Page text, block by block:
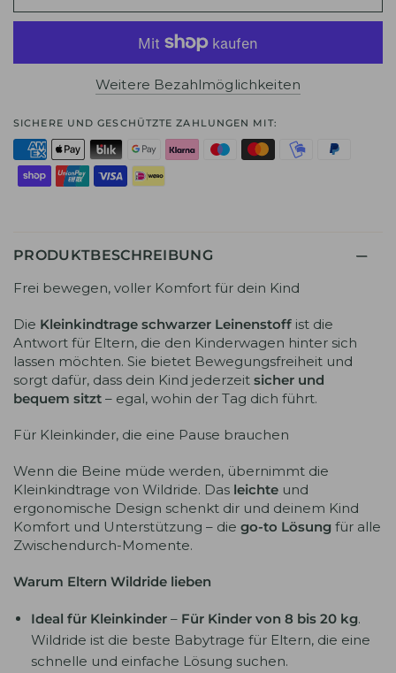
Weitere Bezahlmöglichkeiten
SICHERE UND GESCHÜTZTE ZAHLUNGEN MIT:
PRODUKTBESCHREIBUNG
Frei bewegen, voller Komfort für dein Kind
Die Kleinkindtrage schwarzer Leinenstoff ist die
Antwort für Eltern, die den Kinderwagen hinter sich
lassen möchten. Sie bietet Bewegungsfreiheit und
sorgt dafür, dass dein Kind jederzeitsicher und
bequem sitzt – egal, wohin der Tag dich führt.
Für Kleinkinder, die eine Pause brauchen
Wenn die Beine müde werden, übernimmt die
Kleinkindtrage von Wildride. Das leichte und
ergonomische Design schenkt dir und deinem Kind
Komfort und Unterstützung – diego-to Lösung für alle
Zwischendurch-Momente.
Warum Eltern Wildride lieben
Ideal für Kleinkinder – Für Kinder von 8 bis 20 kg.
Wildride ist die beste Babytrage für Eltern, die eine
schnelle und einfache Lösung suchen.